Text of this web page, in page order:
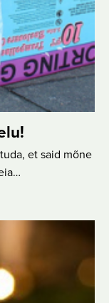
et said mõne